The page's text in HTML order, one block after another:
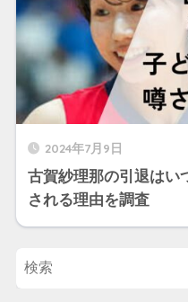
2024年7月9日
古賀紗理那の引退はい
される理由を調査